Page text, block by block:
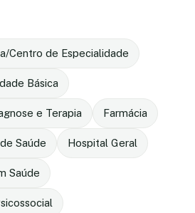
Centro de Especialidade
Básica
e Terapia Farmácia
Saúde Hospital Geral
Saúde